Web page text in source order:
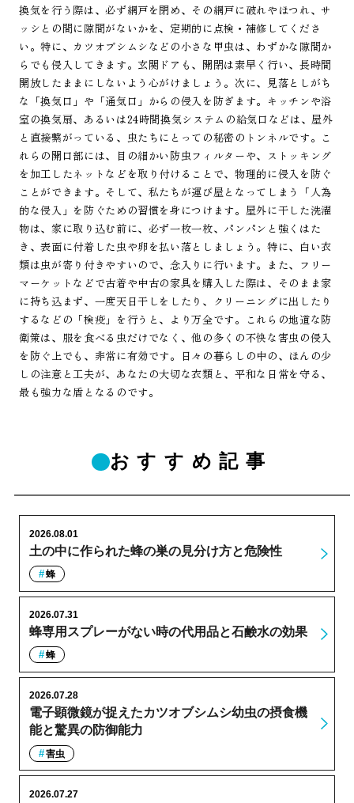
換気を行う際は、必ず網戸を閉め、その網戸に破れやほつれ、サ
ッシとの間に隙間がないかを、定期的に点検・補修してくださ
い。特に、カツオブシムシなどの小さな甲虫は、わずかな隙間か
らでも侵入してきます。玄関ドアも、開閉は素早く行い、長時間
開放したままにしないよう心がけましょう。次に、見落としがち
な「換気口」や「通気口」からの侵入を防ぎます。キッチンや浴
室の換気扇、あるいは24時間換気システムの給気口などは、屋外
と直接繋がっている、虫たちにとっての秘密のトンネルです。こ
れらの開口部には、目の細かい防虫フィルターや、ストッキング
を加工したネットなどを取り付けることで、物理的に侵入を防ぐ
ことができます。そして、私たちが運び屋となってしまう「人為
的な侵入」を防ぐための習慣を身につけます。屋外に干した洗濯
物は、家に取り込む前に、必ず一枚一枚、パンパンと強くはた
き、表面に付着した虫や卵を払い落としましょう。特に、白い衣
類は虫が寄り付きやすいので、念入りに行います。また、フリー
マーケットなどで古着や中古の家具を購入した際は、そのまま家
に持ち込まず、一度天日干しをしたり、クリーニングに出したり
するなどの「検疫」を行うと、より万全です。これらの地道な防
衛策は、服を食べる虫だけでなく、他の多くの不快な害虫の侵入
を防ぐ上でも、非常に有効です。日々の暮らしの中の、ほんの少
しの注意と工夫が、あなたの大切な衣類と、平和な日常を守る、
最も強力な盾となるのです。
おすすめ記事
土の中に作られた蜂の巣の見分け方と危険性
2026.08.01
蜂
蜂専用スプレーがない時の代用品と石鹸水の効果
2026.07.31
蜂
電子顕微鏡が捉えたカツオブシムシ幼虫の摂食機
能と驚異の防御能力
2026.07.28
害虫
2026.07.27